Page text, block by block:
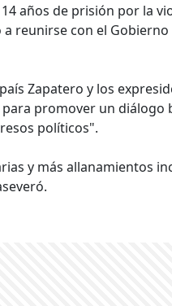
años de prisión por la
reunirse con el
Zapatero y los
promover un diálogo
políticos".
y más allanamientos